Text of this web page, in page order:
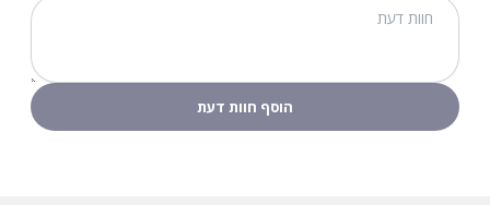
הוסף חוות דעת
דירוג